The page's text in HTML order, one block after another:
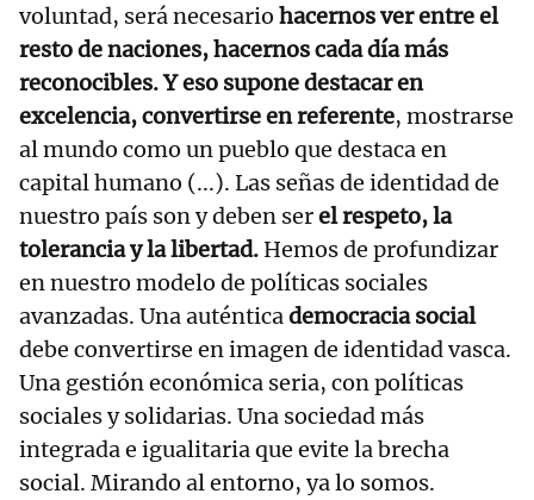
voluntad, será necesario hacernos ver entre el
resto de naciones, hacernos cada día más
reconocibles. Y eso supone destacar en
excelencia, convertirse en referente, mostrarse
al mundo como un pueblo que destaca en
capital humano (...). Las señas de identidad de
nuestro país son y deben serel respeto, la
tolerancia y la libertad. Hemos de profundizar
en nuestro modelo de políticas sociales
avanzadas. Una auténticademocracia social
debe convertirse en imagen de identidad vasca.
Una gestión económica seria, con políticas
sociales y solidarias. Una sociedad más
integrada e igualitaria que evite la brecha
social. Mirando al entorno, ya lo somos.